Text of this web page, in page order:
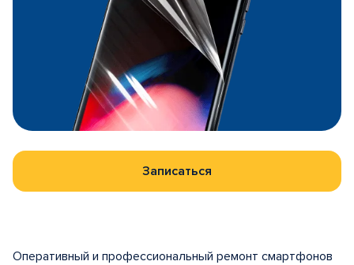
Записаться
Оперативный и профессиональный ремонт смартфонов